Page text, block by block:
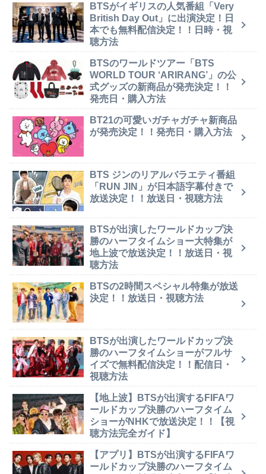
BTSがイギリスの人気番組「Very
British Day Out」に出演決定！日
本でも無料配信決定！！日時・視
聴方法
BTSのワールドツアー「BTS
WORLD TOUR ‘ARIRANG’」の公
式グッズの新商品が発売決定！！
発売日・購入方法
BT21の可愛いガチャガチャ新商品
が発売決定！！発売日・購入方法
BTS ジンのリアルバラエティ番組
「RUN JIN」が日本語字幕付きで
放送決定！！放送日・視聴方法
BTSが出演したワールドカップ決
勝のハーフタイムショー大特集が
地上波で放送決定！！放送日・視
聴方法
BTSの2時間スペシャル特集が放送
決定！！放送日・視聴方法
BTSが出演したワールドカップ決
勝のハーフタイムショーがフルサ
イズで無料配信決定！！配信日・
視聴方法
【地上波】BTSが出演するFIFAワ
ールドカップ決勝のハーフタイム
ショーがNHKで放送決定！！【視
聴方法完全ガイド】
【アプリ】BTSが出演するFIFAワ
ールドカップ決勝のハーフタイム